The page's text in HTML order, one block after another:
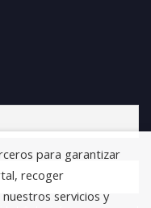
para garantizar
recoger
servicios y